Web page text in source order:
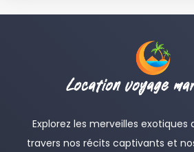
Explorez les merveilles exotiques
travers nos récits captivants et